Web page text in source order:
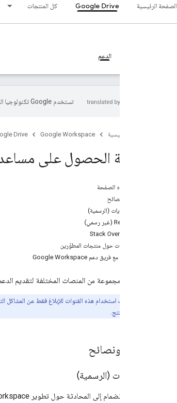
الصفحة الرئيسية Google Drive كل المنتجات
الدعم
تستخدم Google تكنولوجيا الذكاء الاصطناعي لترجمة المحتوى إلى لغتك المفضّلة، وقد تتضمّن بعض الأخطاء.
الصفحة الرئيسية Google Workspace
Drive
كيفية الحصول على
على هذه الصفحة
أسئلة ونصائح
المنتديات (الرسمية)
‫Reddit (غير رسمي)
Stack Overflow
الملاحظات حول منتجات المطوّرين
التواصل مع فريق دعم Google Workspace
نستخدم مجموعة من المنصات المختلفة لتقديم
يجب استخدام هذه القنوات للإبلاغ فقط عن المشاكل
واجهة مستخدم المنتج.
أسئلة ونصائح
المنتديات (الرسمية)
يمكنك الانضمام إلى المحادثة حول تطوير Google Workspace في منتدى